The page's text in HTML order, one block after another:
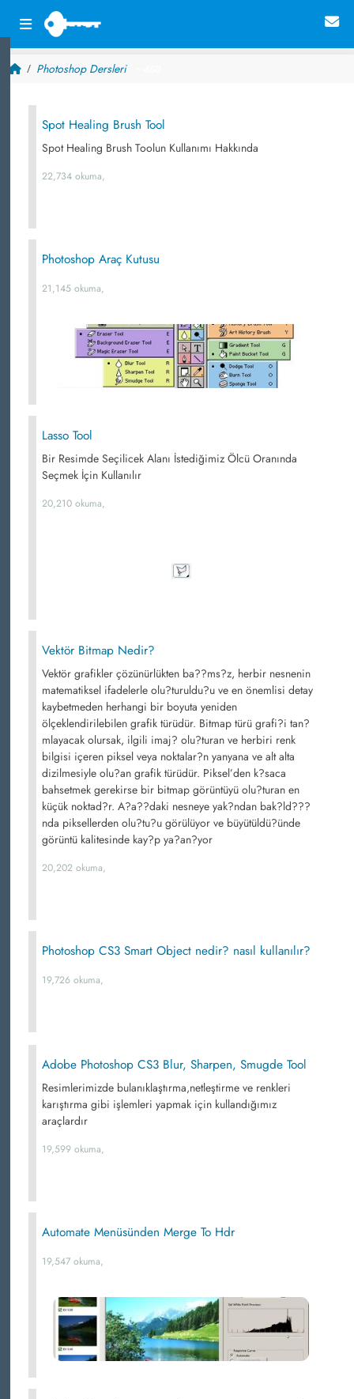
Photoshop Dersleri
Spot Healing Brush Tool
Spot Healing Brush Toolun Kullanımı Hakkında
22,734 okuma,
Photoshop Araç Kutusu
21,145 okuma,
Lasso Tool
Bir Resimde Seçilicek Alanı İstediğimiz Ölcü Oranında
Seçmek İçin Kullanılır
20,210 okuma,
Vektör Bitmap Nedir?
Vektör grafikler çözünürlükten ba??ms?z, herbir nesnenin
matematiksel ifadelerle olu?turuldu?u ve en önemlisi detay
kaybetmeden herhangi bir boyuta yeniden
ölçeklendirilebilen grafik türüdür. Bitmap türü grafi?i tan?
mlayacak olursak, ilgili imaj? olu?turan ve herbiri renk
bilgisi içeren piksel veya noktalar?n yanyana ve alt alta
dizilmesiyle olu?an grafik türüdür. Piksel’den k?saca
bahsetmek gerekirse bir bitmap görüntüyü olu?turan en
küçük noktad?r. A?a??daki nesneye yak?ndan bak?ld???
nda piksellerden olu?tu?u görülüyor ve büyütüldü?ünde
görüntü kalitesinde kay?p ya?an?yor
20,202 okuma,
Photoshop CS3 Smart Object nedir? nasıl kullanılır?
19,726 okuma,
Adobe Photoshop CS3 Blur, Sharpen, Smugde Tool
Resimlerimizde bulanıklaştırma,netleştirme ve renkleri
karıştırma gibi işlemleri yapmak için kullandığımız
araçlardır
19,599 okuma,
Automate Menüsünden Merge To Hdr
19,547 okuma,